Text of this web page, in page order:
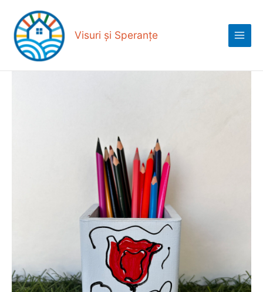
content
Visuri și Speranțe
Menu